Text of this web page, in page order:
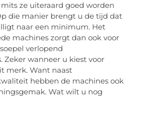
ze uiteraard goed worden
die manier brengt u de tijd dat
naar een minimum. Het
machines zorgt dan ook voor
verlopend
Zeker wanneer u kiest voor
merk. Want naast
hebben de machines ook
Wat wilt u nog